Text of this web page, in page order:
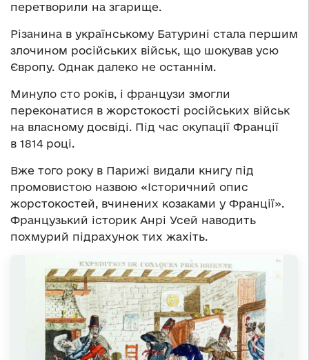
перетворили на згарище.
Різанина в українському Батурині стала першим
злочином російських військ, що шокував усю
Європу. Однак далеко не останнім.
Минуло сто років, і французи змогли
переконатися в жорстокості російських військ
на власному досвіді. Під час окупації Франції
в 1814 році.
Вже того року в Парижі видали книгу під
промовистою назвою «Історичний опис
жорстокостей, вчинених козаками у Франції».
Французький історик Анрі Усей наводить
похмурий підрахунок тих жахіть.